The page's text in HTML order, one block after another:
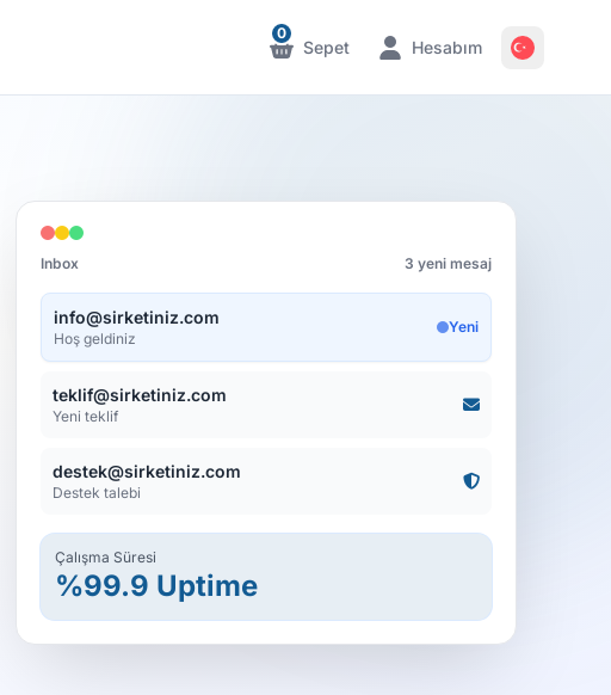
Sepet
Bildirimler
0
Hesabım
Bildirimler
Inbox 3 yeni mesaj
info@sirketiniz.com
Hoş geldiniz
Yeni
teklif@sirketiniz.com
Yeni teklif
destek@sirketiniz.com
Destek talebi
Çalışma Süresi
%99.9 Uptime